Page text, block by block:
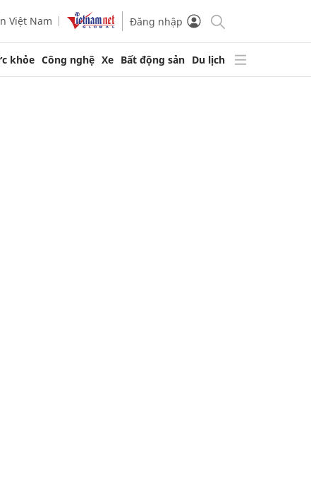
Việt Nam Đăng nhập
khỏe Công nghệ Xe Bất động sản Du lịch